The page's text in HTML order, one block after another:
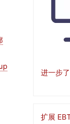
进一步
扩展